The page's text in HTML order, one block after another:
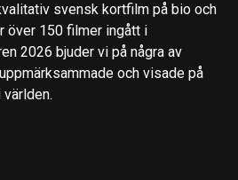
svensk kortfilm på bio och
över 150 filmer ingått i
2026 bjuder vi på några av
och visade på